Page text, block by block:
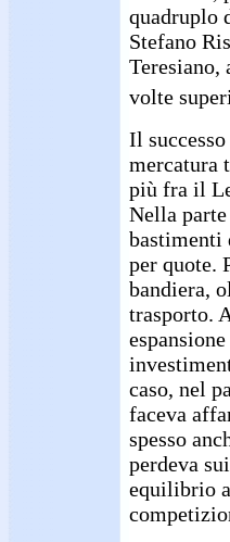
quadruplo
Stefano
Teresiano,
volte
Il
mercatura
più fra il
Nella
bastimenti
per quote.
bandiera,
trasporto.
caso, nel
faceva
spesso
perdeva
equilibrio